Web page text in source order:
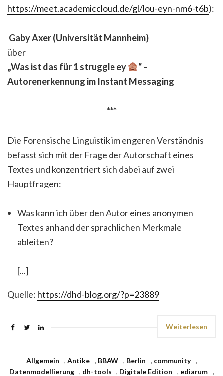
https://meet.academiccloud.de/gl/lou-eyn-nm6-t6b):
Gaby Axer (Universität Mannheim)
über
„Was ist das für 1 struggle ey
“ –
Autorenerkennung im Instant Messaging
***
Die Forensische Linguistik im engeren Verständnis
befasst sich mit der Frage der Autorschaft eines
Textes und konzentriert sich dabei auf zwei
Hauptfragen:
Was kann ich über den Autor eines anonymen
Textes anhand der sprachlichen Merkmale
ableiten?
[...]
Quelle: https://dhd-blog.org/?p=23889
Weiterlesen
Allgemein , Antike , BBAW , Berlin , community
,
Datenmodellierung
, dh-tools , Digitale Edition , ediarum
,